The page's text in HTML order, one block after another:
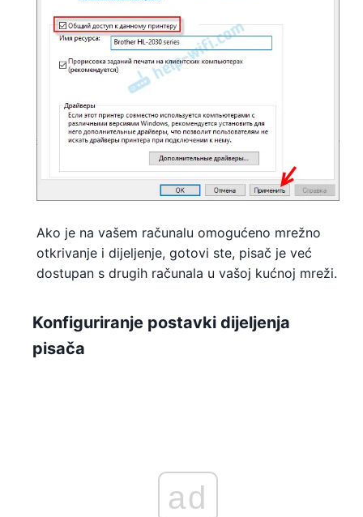
Ako je na vašem računalu omogućeno mrežno
otkrivanje i dijeljenje, gotovi ste, pisač je već
dostupan s drugih računala u vašoj kućnoj mreži.
Konfiguriranje postavki dijeljenja
pisača
ad